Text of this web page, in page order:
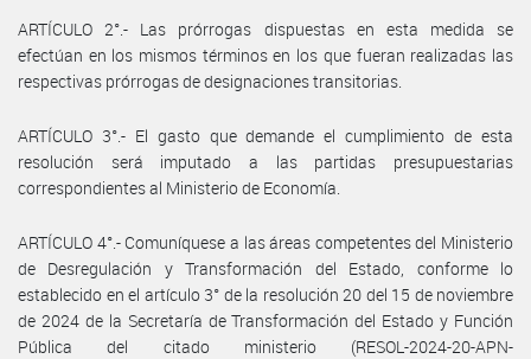
ARTÍCULO 2°.- Las prórrogas dispuestas en esta medida se
efectúan en los mismos términos en los que fueran realizadas las
respectivas prórrogas de designaciones transitorias.
ARTÍCULO 3°.- El gasto que demande el cumplimiento de esta
resolución será imputado a las partidas presupuestarias
correspondientes al Ministerio de Economía.
ARTÍCULO 4°.- Comuníquese a las áreas competentes del Ministerio
de Desregulación y Transformación del Estado, conforme lo
establecido en el artículo 3° de la resolución 20 del 15 de noviembre
de 2024 de la Secretaría de Transformación del Estado y Función
Pública del citado ministerio (RESOL-2024-20-APN-